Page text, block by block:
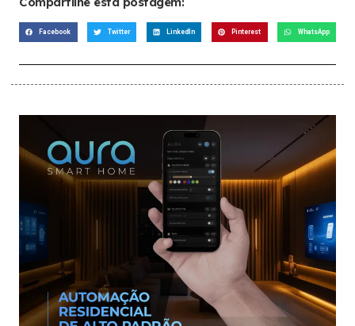
Facebook Twitter LinkedIn Pinterest WhatsApp